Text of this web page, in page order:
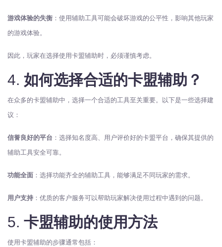
游戏体验的失衡 ：使用辅助工具可能会破坏游戏的公平性，影响其他玩家
的游戏体验。
因此，玩家在选择使用卡盟辅助时，必须谨慎考虑。
4. 如何选择合适的卡盟辅助？
在众多的卡盟辅助中，选择一个合适的工具至关重要。以下是一些选择建
议：
信誉良好的平台 ：选择知名度高、用户评价好的卡盟平台，确保其提供的
辅助工具安全可靠。
功能全面 ：选择功能齐全的辅助工具，能够满足不同玩家的需求。
用户支持 ：优质的客户服务可以帮助玩家解决使用过程中遇到的问题。
5. 卡盟辅助的使用方法
使用卡盟辅助的步骤通常包括：